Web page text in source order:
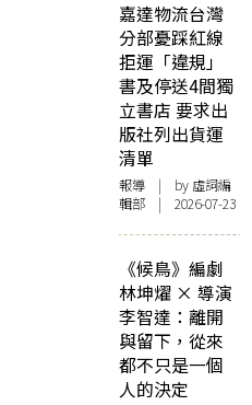
嘉達物流台灣
分部憂踩紅線
拒運「違規」
書及停送4間獨
立書店 要求出
版社列出貨運
清單
報導 | by 虛詞編
輯部 | 2026-07-23
《候鳥》編劇
林坤燿 × 導演
李智達：離開
與留下，從來
都不只是一個
人的決定